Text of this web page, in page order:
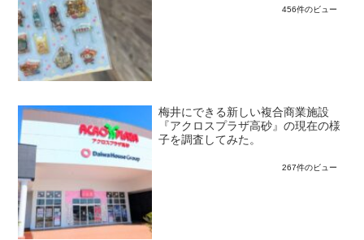
456件のビュー
梅井にできる新しい複合商業施設
『アクロスプラザ高砂』の現在の様
子を調査してみた。
267件のビュー